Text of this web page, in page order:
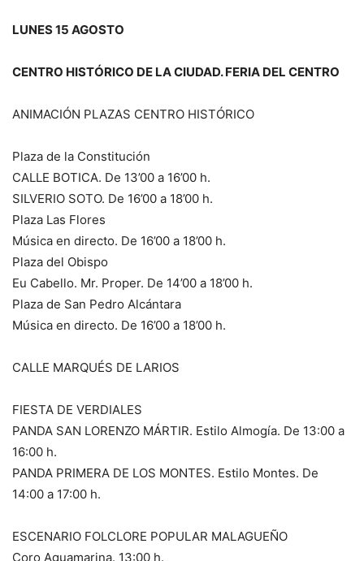
LUNES 15 AGOSTO
CENTRO HISTÓRICO DE LA CIUDAD. FERIA DEL CENTRO
ANIMACIÓN PLAZAS CENTRO HISTÓRICO
Plaza de la Constitución
CALLE BOTICA. De 13’00 a 16’00 h.
SILVERIO SOTO. De 16’00 a 18’00 h.
Plaza Las Flores
Música en directo. De 16’00 a 18’00 h.
Plaza del Obispo
Eu Cabello. Mr. Proper. De 14’00 a 18’00 h.
Plaza de San Pedro Alcántara
Música en directo. De 16’00 a 18’00 h.
CALLE MARQUÉS DE LARIOS
FIESTA DE VERDIALES
PANDA SAN LORENZO MÁRTIR. Estilo Almogía. De 13:00 a
16:00 h.
PANDA PRIMERA DE LOS MONTES. Estilo Montes. De
14:00 a 17:00 h.
ESCENARIO FOLCLORE POPULAR MALAGUEÑO
Coro Aguamarina. 13:00 h.